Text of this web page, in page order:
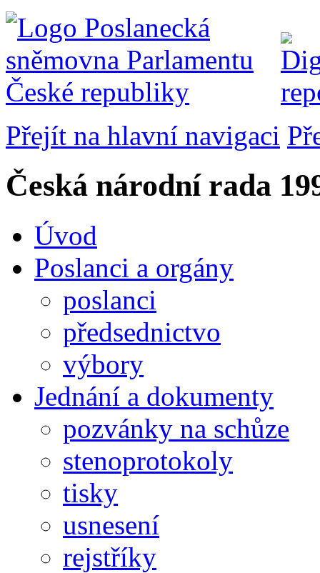
Přejít na hlavní navigaci
Česká národní rada
Úvod
Poslanci a orgány
poslanci
předsednictvo
výbory
Jednání a dokumenty
pozvánky na schůze
stenoprotokoly
tisky
usnesení
rejstříky